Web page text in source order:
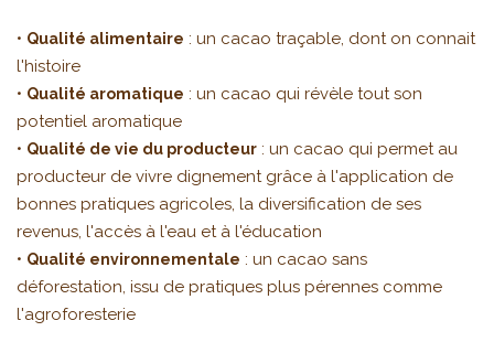
• Qualité alimentaire : un cacao traçable, dont on connait
l'histoire
• Qualité aromatique : un cacao qui révèle tout son
potentiel aromatique
• Qualité de vie du producteur : un cacao qui permet au
producteur de vivre dignement grâce à l'application de
bonnes pratiques agricoles, la diversification de ses
revenus, l'accès à l'eau et à l'éducation
• Qualité environnementale : un cacao sans
déforestation, issu de pratiques plus pérennes comme
l'agroforesterie